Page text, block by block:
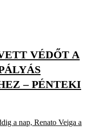
VÉDŐT A
– PÉNTEKI
a nap, Renato Veiga a